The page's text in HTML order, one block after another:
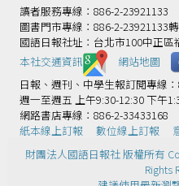
讀者服務專線：886-2-23921133
圖書門市專線：886-2-23921133
國語日報社址：台北市100中正區
本社交通資訊️
網站地圖
日報、週刊、中學生報訂閱專線
週一至週五 上午9:30-12:30 下午
網路書店專線：886-2-33433168
紙本線上訂報
數位線上訂報
財團法人國語日報社 版權所有
Rights